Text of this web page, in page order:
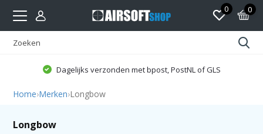
0 0
Dagelijks verzonden met bpost, PostNL of GLS
Home›Merken›Longbow
Longbow